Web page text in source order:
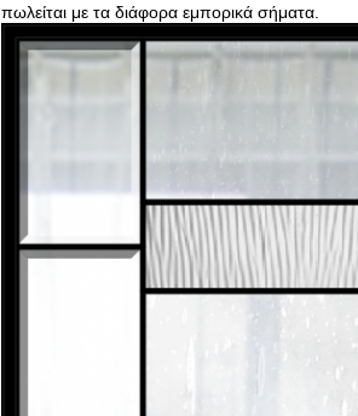
πωλείται με τα διάφορα εμπορικά σήματα.